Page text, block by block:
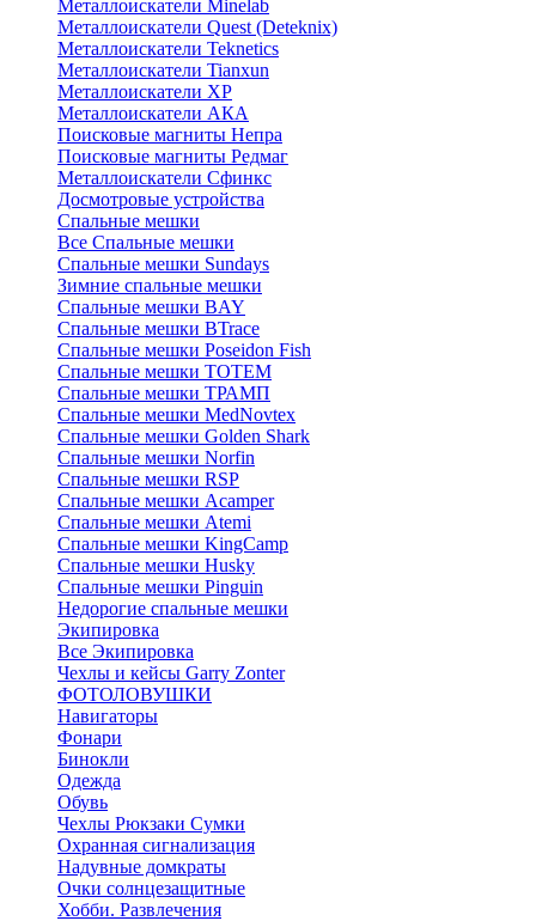
Металлоискатели Minelab
Металлоискатели Quest (Deteknix)
Металлоискатели Teknetics
Металлоискатели Tianxun
Металлоискатели XP
Металлоискатели АКА
Поисковые магниты Непра
Поисковые магниты Редмаг
Металлоискатели Сфинкс
Досмотровые устройства
Спальные мешки
Все Спальные мешки
Спальные мешки Sundays
Зимние спальные мешки
Спальные мешки BAY
Спальные мешки BTrace
Спальные мешки Poseidon Fish
Спальные мешки ТОТЕМ
Спальные мешки ТРАМП
Cпальные мешки MedNovtex
Спальные мешки Golden Shark
Спальные мешки Norfin
Спальные мешки RSP
Спальные мешки Acamper
Спальные мешки Atemi
Спальные мешки KingCamp
Спальные мешки Husky
Спальные мешки Pinguin
Недорогие спальные мешки
Экипировка
Все Экипировка
Чехлы и кейсы Garry Zonter
ФОТОЛОВУШКИ
Навигаторы
Фонари
Бинокли
Одежда
Обувь
Чехлы Рюкзаки Сумки
Охранная сигнализация
Надувные домкраты
Очки солнцезащитные
Хобби. Развлечения